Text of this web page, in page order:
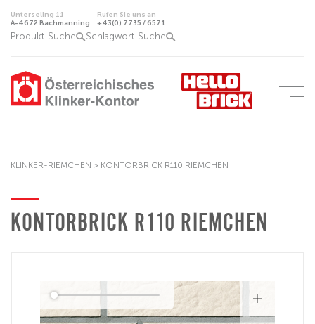
Unterseling 11
A-4672 Bachmanning
Rufen Sie uns an
+43(0) 7735 / 6571
Produkt-Suche Schlagwort-Suche
KLINKER-RIEMCHEN > KONTORBRICK R110 RIEMCHEN
KONTORBRICK R110 RIEMCHEN